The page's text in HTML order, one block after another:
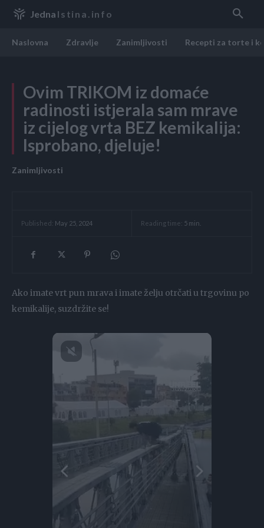
Jedna Istina.info
Naslovna Zdravlje Zanimljivosti Recepti za torte i
Ovim TRIKOM iz domaće
radinosti istjerala sam mrave
iz cijelog vrta BEZ kemikalija:
Isprobano, djeluje!
Zanimljivosti
Published: May 25, 2024 Reading time: 5 min.
Ako imate vrt pun mrava i imate želju otrčati u trgovinu po
kemikalije, suzdržite se!